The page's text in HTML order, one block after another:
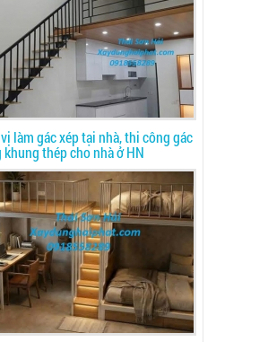
làm gác xép tại nhà, thi công gác
thép cho nhà ở HN